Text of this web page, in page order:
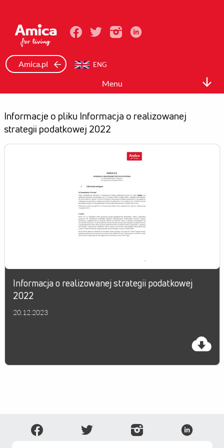
Amica.pl ENG
Menu
Spółka
Raporty
Ład korporacyjny
ESG
Kontakt
Informacje o pliku Informacja o realizowanej
strategii podatkowej 2022
Informacja o realizowanej strategii podatkowej
2022
20.12.2023